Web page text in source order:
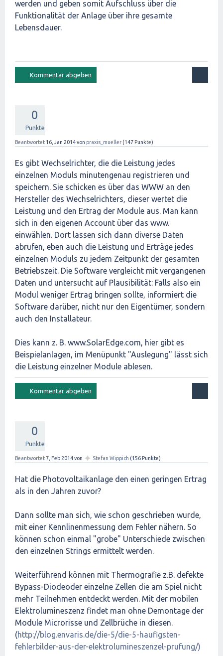
werden und geben somit Aufschluss über die
Funktionalität der Anlage über ihre gesamte
Lebensdauer.
0
Punkte
Beantwortet 16, Jan 2014von praxis_mueller (147 Punkte)
Es gibt Wechselrichter, die die Leistung jedes
einzelnen Moduls minutengenau registrieren und
speichern. Sie schicken es über das WWW an den
Hersteller des Wechselrichters, dieser wertet die
Leistung und den Ertrag der Module aus. Man kann
sich in den eigenen Account über das www.
einwählen. Dort lassen sich dann diverse Daten
abrufen, eben auch die Leistung und Erträge jedes
einzelnen Moduls zu jedem Zeitpunkt der gesamten
Betriebszeit. Die Software vergleicht mit vergangenen
Daten und untersucht auf Plausibilität: Falls also ein
Modul weniger Ertrag bringen sollte, informiert die
Software darüber, nicht nur den Eigentümer, sondern
auch den Installateur.
Dies kann z. B. www.SolarEdge.com, hier gibt es
Beispielanlagen, im Menüpunkt "Auslegung" lässt sich
die Leistung einzelner Module ablesen.
0
Punkte
Beantwortet7, Feb 2014von ✦ Stefan Wippich (156 Punkte)
Hat die Photovoltaikanlage den einen geringen Ertrag
als in den Jahren zuvor?
Dann sollte man sich, wie schon geschrieben wurde,
mit einer Kennlinenmessung dem Fehler nähern. So
können schon einmal "grobe" Unterschiede zwischen
den einzelnen Strings ermittelt werden.
Weiterführend können mit Thermografie z.B. defekte
Bypass-Diodeoder einzelne Zellen die am Spiel nicht
mehr Teilnehmen entdeckt werden. Mit der mobilen
Elektrolumineszenz findet man ohne Demontage der
Module Microrisse und Zellbrüche in diesen.
(http://blog.envaris.de/die-5/die-5-haufigsten-
fehlerbilder-aus-der-elektrolumineszenzel-prufung/)